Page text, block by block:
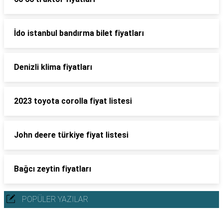
İdo istanbul bandırma bilet fiyatları
Denizli klima fiyatları
2023 toyota corolla fiyat listesi
John deere türkiye fiyat listesi
Bağcı zeytin fiyatları
POPÜLER YAZILAR